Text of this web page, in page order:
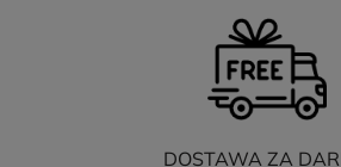
DOSTAWA ZA